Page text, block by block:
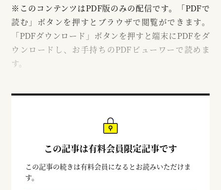
※このコンテンツはPDF版のみの配信です。「PDFで
読む」ボタンを押すとブラウザで閲覧ができます。
「PDFダウンロード」ボタンを押すと端末にPDFをダ
ウンロードし、お手持ちのPDFビューワーで読めま
す。
この記事は有料会員限定記事です
この記事の続きは有料会員になるとお読みいただけま
す。